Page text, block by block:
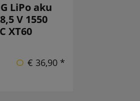
LiPo aku
V 1550
XT60
€ 36,90 *